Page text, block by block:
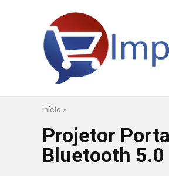
Início »
Projetor
Bluetooth 5.0